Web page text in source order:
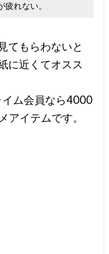
れない。
てもらわないと
に近くてオスス
ム会員なら4000
アイテムです。